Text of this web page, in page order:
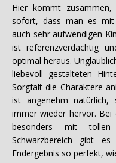
Hier kommt
sofort, dass man es mit
auch sehr aufwendigen
ist referenzverdächtig
optimal heraus.
liebevoll gestalteten
Sorgfalt die Charaktere
ist angenehm natürlich,
immer wieder hervor. Bei
besonders mit
Schwarzbereich gibt
Endergebnis so perfekt,